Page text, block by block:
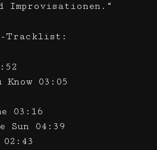
Improvisationen.“
Tracklist:
03:05
03:16
Sun 04:39